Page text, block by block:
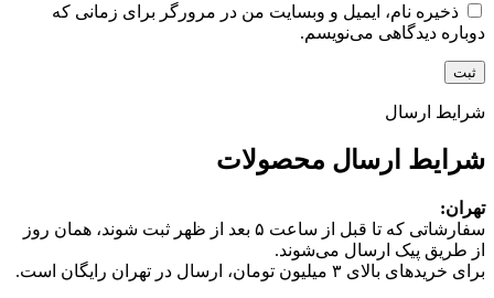
ذخیره نام، ایمیل و وبسایت من در مرورگر برای زمانی که
دوباره دیدگاهی می‌نویسم.
شرایط ارسال
شرایط ارسال محصولات
تهران:
سفارشاتی که تا قبل از ساعت ۵ بعد از ظهر ثبت شوند، همان روز
از طریق پیک ارسال می‌شوند.
برای خریدهای بالای ۳ میلیون تومان، ارسال در تهران رایگان است.